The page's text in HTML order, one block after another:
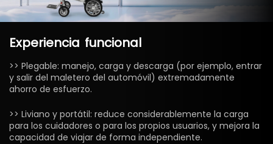
Experiencia funcional
>> Plegable: manejo, carga y descarga (por ejemplo, entrar
y salir del maletero del automóvil) extremadamente
ahorro de esfuerzo.
>> Liviano y portátil: reduce considerablemente la carga
para los cuidadores o para los propios usuarios, y mejora la
capacidad de viajar de forma independiente.